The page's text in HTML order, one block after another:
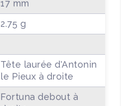
17 mm
2.75 g
Tête laurée d'Antonin
le Pieux à droite
Fortuna debout à